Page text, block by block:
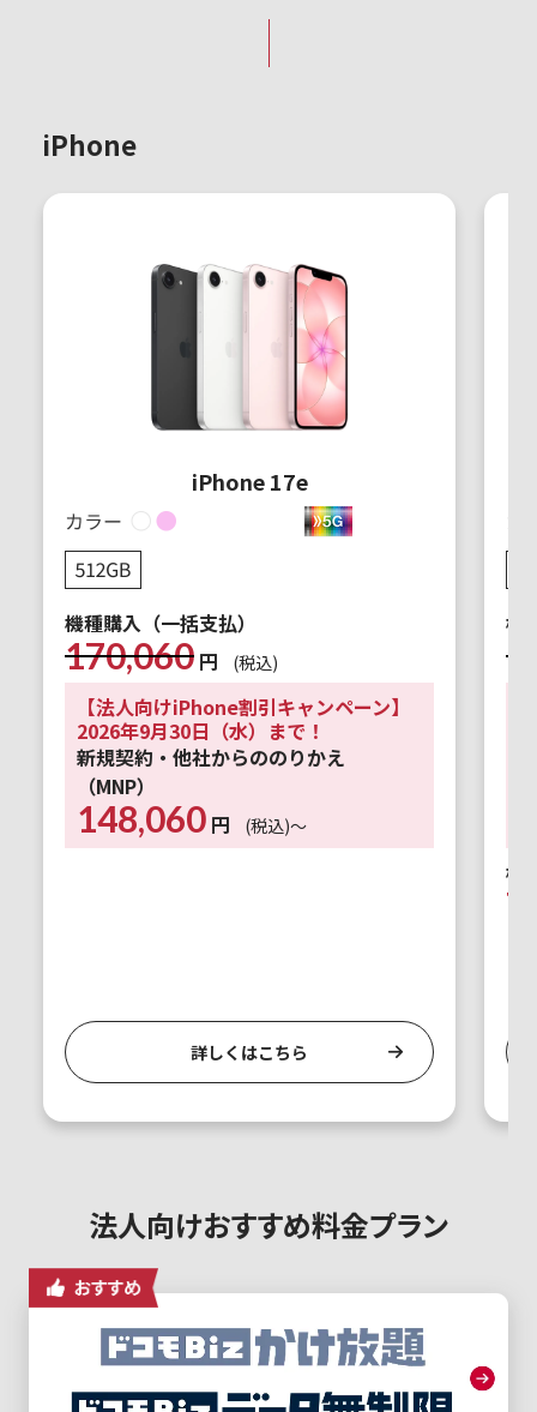
iPhone
iPhone 17e
機種購入（一括支払）
170,060 円 (税込)
【法人向けiPhone割引キャンペーン】
2026年9月30日（水）まで！
新規契約・他社からののりかえ
（MNP）
148,060 円 (税込)～
詳しくはこちら
機
機
法人向けおすすめ料金プラン